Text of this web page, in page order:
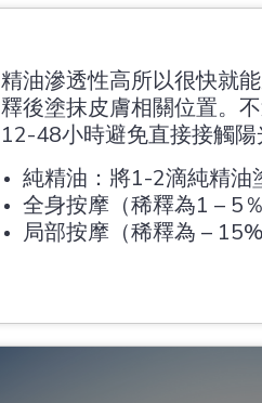
精油滲透性高所以很快就
釋後塗抹皮膚相關位置。
12-48小時避免直接接觸陽
純精油：將1-2滴純精油
全身按摩（稀釋為1 – 5％
局部按摩（稀釋為 –